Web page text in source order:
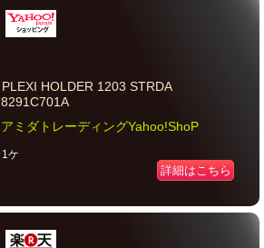
PLEXI HOLDER 1203 STRDA
8291C701A
アミダトレーディングYahoo!ShoP
1ケ
詳細はこちら